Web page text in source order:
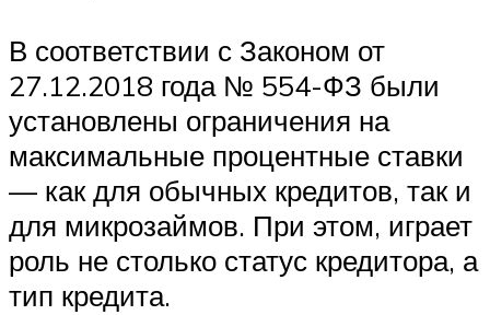
В соответствии с Законом от
27.12.2018 года № 554-ФЗ были
установлены ограничения на
максимальные процентные ставки
— как для обычных кредитов, так и
для микрозаймов. При этом, играет
роль не столько статус кредитора, а
тип кредита.